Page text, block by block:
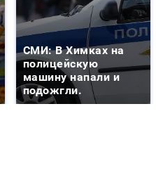
СМИ: В Химках на
полицейскую
машину напали и
подожгли.